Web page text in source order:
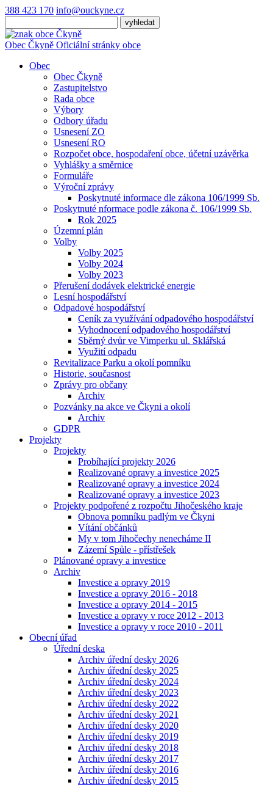
388 423 170 info@ouckyne.cz
Obec Čkyně Oficiální stránky obce
Obec
Obec Čkyně
Zastupitelstvo
Rada obce
Výbory
Odbory úřadu
Usnesení ZO
Usnesení RO
Rozpočet obce, hospodaření obce, účetní uzávěrka
Vyhlášky a směrnice
Formuláře
Výroční zprávy
Poskytnuté informace dle zákona 106/1999 Sb.
Poskytnuté nformace podle zákona č. 106/1999 Sb.
Rok 2025
Územní plán
Volby
Volby 2025
Volby 2024
Volby 2023
Přerušení dodávek elektrické energie
Lesní hospodářství
Odpadové hospodářství
Ceník za využívání odpadového hospodářství
Vyhodnocení odpadového hospodářství
Sběrný dvůr ve Vimperku ul. Sklářská
Využití odpadu
Revitalizace Parku a okolí pomníku
Historie, současnost
Zprávy pro občany
Archiv
Pozvánky na akce ve Čkyni a okolí
Archiv
GDPR
Projekty
Projekty
Probíhající projekty 2026
Realizované opravy a investice 2025
Realizované opravy a investice 2024
Realizované opravy a investice 2023
Projekty podpořené z rozpočtu Jihočeského kraje
Obnova pomníku padlým ve Čkyni
Vítání občánků
My v tom Jihočechy nenecháme II
Zázemí Spůle - přístřešek
Plánované opravy a investice
Archiv
Investice a opravy 2019
Investice a opravy 2016 - 2018
Investice a opravy 2014 - 2015
Investice a opravy v roce 2012 - 2013
Investice a opravy v roce 2010 - 2011
Obecní úřad
Úřední deska
Archiv úřední desky 2026
Archiv úřední desky 2025
Archiv úřední desky 2024
Archiv úřední desky 2023
Archiv úřední desky 2022
Archiv úřední desky 2021
Archiv úřední desky 2020
Archiv úřední desky 2019
Archiv úřední desky 2018
Archiv úřední desky 2017
Archiv úřední desky 2016
Archiv úřední desky 2015